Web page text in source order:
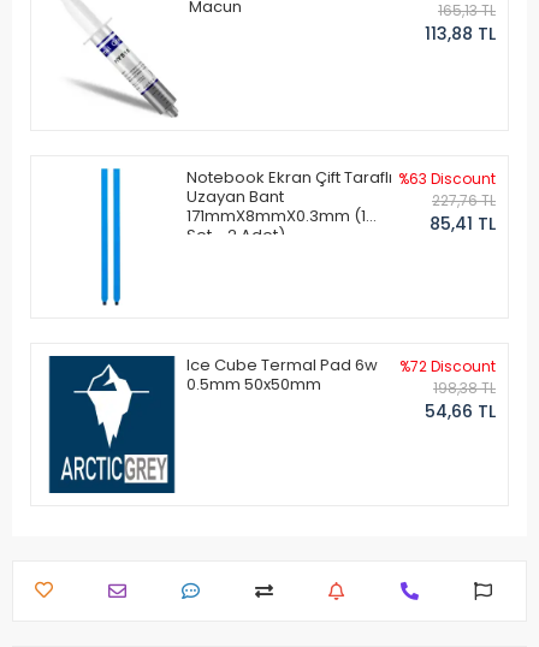
Macun
165,13 TL
113,88 TL
Notebook Ekran Çift Taraflı
Uzayan Bant
171mmX8mmX0.3mm (1
Set - 2 Adet)
%63 Discount
227,76 TL
85,41 TL
Ice Cube Termal Pad 6w
0.5mm 50x50mm
%72 Discount
198,38 TL
54,66 TL